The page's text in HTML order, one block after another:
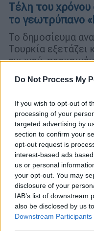
Do Not Process My
If you wish to opt-out of
processing of your
targeted advertising by
section to confirm your
opt-out request is
interest-based ads
us or personal
your opt-out. You may
disclosure of your
IAB’s list of downstream
also be disclosed by us
Downstream Participants
Τέλη του χρόνου
το γεωτρύπανο
Το δημοσίευμα
Τουρκία εξετάζει
αγωγού,
ανατολική
ΑΛΛΑ #TAGS
Τουρκία
Ρετζέπ Ταγίπ
Ανατολική